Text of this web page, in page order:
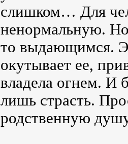
слишком… Для
ненормальную.
то выдающимся.
окутывает ее,
владела огнем. И
лишь страсть.
родственную